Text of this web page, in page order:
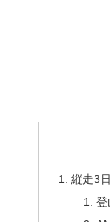
縦走3
登